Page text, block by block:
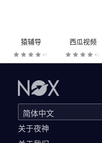
猿辅导 西瓜视频
关于夜神